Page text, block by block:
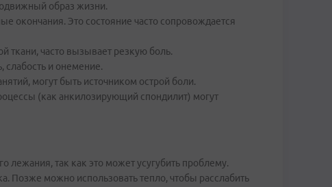
образ жизни.
Это состояние часто сопровождается
ткани, часто вызывает резкую боль.
слабость и онемение.
могут быть источником острой боли.
(как анкилозирующий спондилит) могут
лежания, так как это может усугубить проблему.
Позже можно использовать тепло, чтобы расслабить